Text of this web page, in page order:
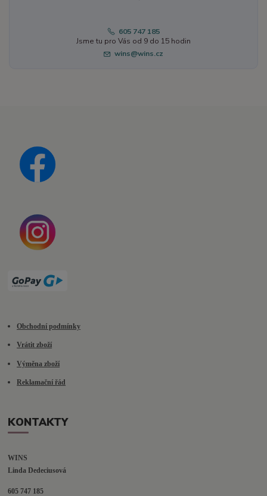
605 747 185
Jsme tu pro Vás od 9 do 15 hodin
wins@wins.cz
Obchodní podmínky
Vrátit zboží
Výměna zboží
Reklamační řád
KONTAKTY
WINS
Linda Dedeciusová
605 747 185